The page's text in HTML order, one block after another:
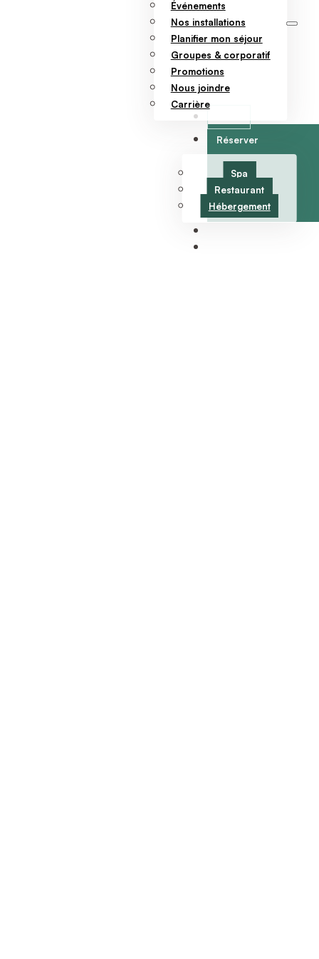
Événements
Nos installations
Planifier mon séjour
Groupes & corporatif
Promotions
Nous joindre
Carrière
Réserver
Spa
Restaurant
Hébergement